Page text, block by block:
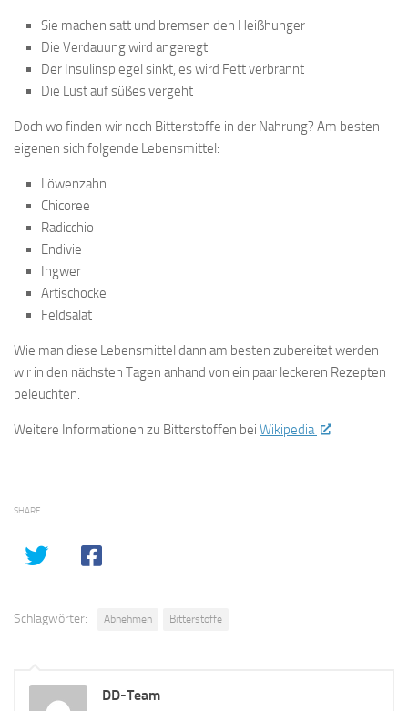
Sie machen satt und bremsen den Heißhunger
Die Verdauung wird angeregt
Der Insulinspiegel sinkt, es wird Fett verbrannt
Die Lust auf süßes vergeht
Doch wo finden wir noch Bitterstoffe in der Nahrung? Am besten
eigenen sich folgende Lebensmittel:
Löwenzahn
Chicoree
Radicchio
Endivie
Ingwer
Artischocke
Feldsalat
Wie man diese Lebensmittel dann am besten zubereitet werden
wir in den nächsten Tagen anhand von ein paar leckeren Rezepten
beleuchten.
Weitere Informationen zu Bitterstoffen bei Wikipedia
SHARE
Schlagwörter: Abnehmen Bitterstoffe
DD-Team